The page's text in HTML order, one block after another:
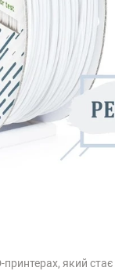
принтерах, який